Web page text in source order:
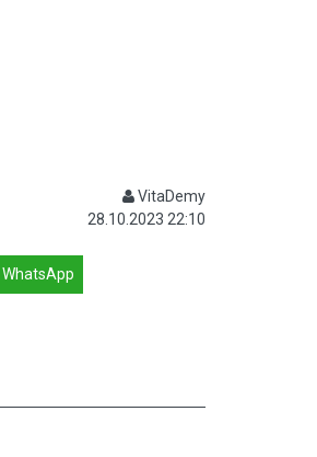
VitaDemy
28.10.2023 22:10
WhatsApp